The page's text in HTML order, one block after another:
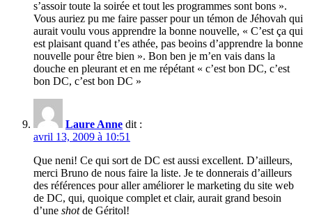
s’assoir toute la soirée et tout les programmes sont bons ».
Vous auriez pu me faire passer pour un témon de Jéhovah qui
aurait voulu vous apprendre la bonne nouvelle, « C’est ça qui
est plaisant quand t’es athée, pas beoins d’apprendre la bonne
nouvelle pour être bien ». Bon ben je m’en vais dans la
douche en pleurant et en me répétant « c’est bon DC, c’est
bon DC, c’est bon DC »
Laure Anne dit :
avril 13, 2009 à 10:51
Que neni! Ce qui sort de DC est aussi excellent. D’ailleurs,
merci Bruno de nous faire la liste. Je te donnerais d’ailleurs
des références pour aller améliorer le marketing du site web
de DC, qui, quoique complet et clair, aurait grand besoin
d’une shotde Géritol!